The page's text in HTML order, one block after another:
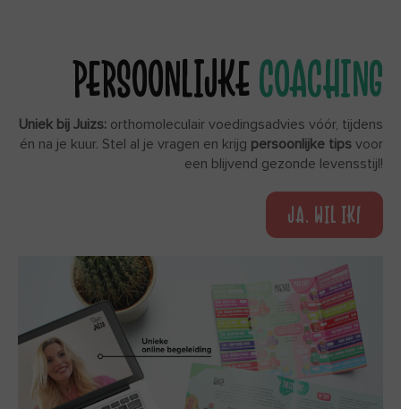
PERSOONLIJKECOACHING
Uniek bij Juizs: orthomoleculair voedingsadvies vóór, tijdens
én na je kuur. Stel al je vragen en krijg persoonlijke tips voor
een blijvend gezonde levensstijl!
JA, WIL IK!